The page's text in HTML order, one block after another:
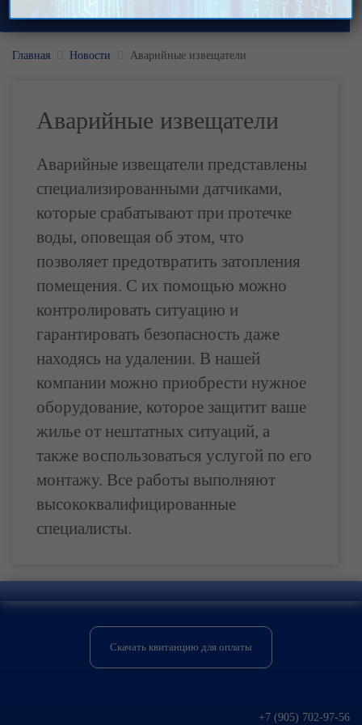
Главная Новости Аварийные извещатели
Аварийные извещатели
Аварийные извещатели представлены
специализированными датчиками,
которые срабатывают при протечке
воды, оповещая об этом, что
позволяет предотвратить затопления
помещения. С их помощью можно
контролировать ситуацию и
гарантировать безопасность даже
находясь на удалении. В нашей
компании можно приобрести нужное
оборудование, которое защитит ваше
жилье от нештатных ситуаций, а
также воспользоваться услугой по его
монтажу. Все работы выполняют
высококвалифицированные
специалисты.
Скачать квитанцию для оплаты
+7 (905) 702-97-56